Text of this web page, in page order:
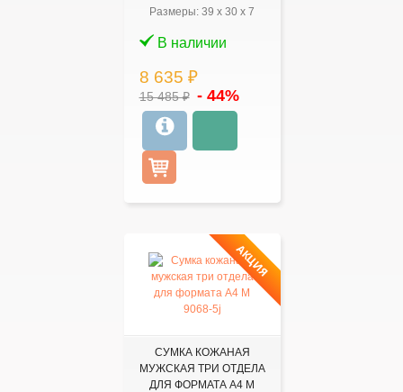
Размеры:39x30x7
В наличии
8 635 ₽
15 485 ₽ - 44%
АКЦИЯ
СУМКА КОЖАНАЯ
МУЖСКАЯ ТРИ ОТДЕЛА
ДЛЯ ФОРМАТА А4 M